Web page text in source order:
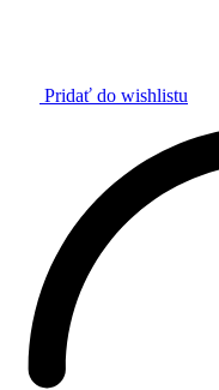
Pridať do wishlistu